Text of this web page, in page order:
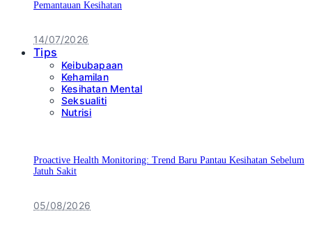
Pemantauan Kesihatan
14/07/2026
Tips
Keibubapaan
Kehamilan
Kesihatan Mental
Seksualiti
Nutrisi
Proactive Health Monitoring: Trend Baru Pantau Kesihatan Sebelum
Jatuh Sakit
05/08/2026